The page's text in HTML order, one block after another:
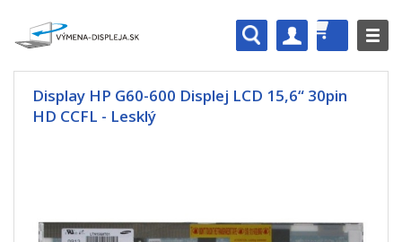
Display HP G60-600 Displej LCD 15,6“ 30pin
HD CCFL - Lesklý